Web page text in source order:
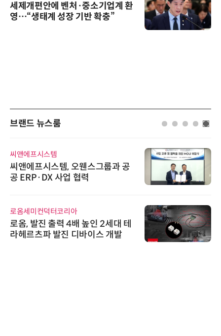
세제개편안에 벤처·중소기업계 환
영…“생태계 성장 기반 확충”
브랜드 뉴스룸
씨앤에프시스템
씨앤에프시스템, 오웬스그룹과 공
공 ERP·DX 사업 협력
로옴세미컨덕터코리아
로옴, 발진 출력 4배 높인 2세대 테
라헤르츠파 발진 디바이스 개발